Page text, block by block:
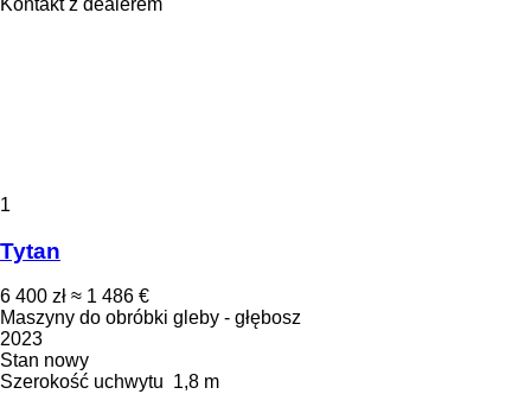
1
Tytan
6 400 zł ≈ 1 486 €
Maszyny do obróbki gleby - głębosz
2023
Stan nowy
Szerokość uchwytu 1,8 m